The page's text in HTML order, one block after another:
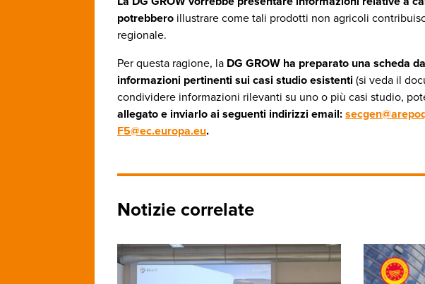
potrebbero illustrare come tali prodotti non agricoli
regionale.
Per questa ragione, la DG GROW ha preparato una scheda
informazioni pertinenti sui casi studio esistenti (si veda il
condividere informazioni rilevanti su uno o più casi studio,
allegato e inviarlo ai seguenti indirizzi email:
F5@ec.europa.eu.
Notizie correlate